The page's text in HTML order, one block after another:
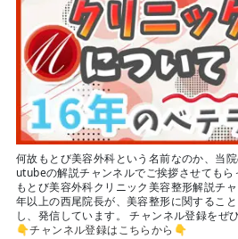
何故もとび美容外科という名前なのか、当
utubeの解説チャンネルでご挨拶させてもら
もとび美容外科クリニック美容整形解説チ
年以上の西尾院長が、美容整形に関するこ
し、発信しています。 チャンネル登録をぜ
👇チャンネル登録はこちらから 👇